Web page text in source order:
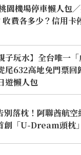
園機場停車懶人包
收費各多少？信用卡
子玩水】全台唯一
尾632高地免門票回
遊懶人包
別落枕！阿聯酋航空
創「U-Dream頭枕